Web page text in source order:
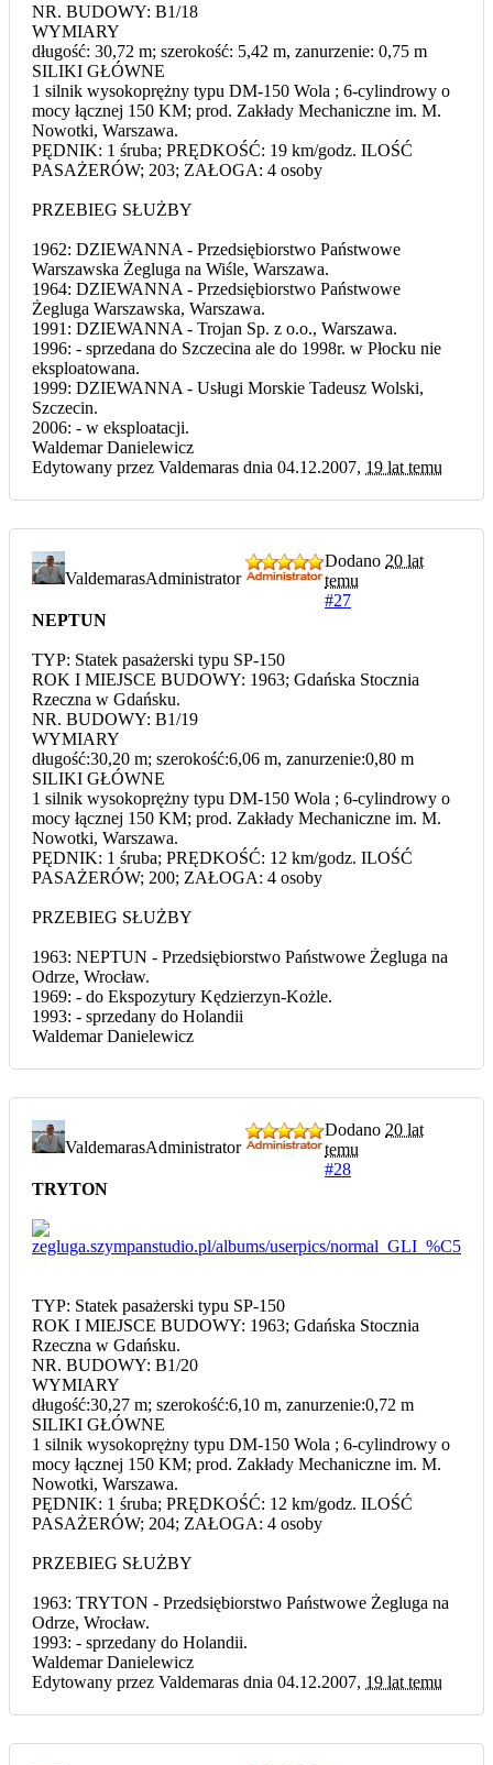
NR. BUDOWY: B1/18
WYMIARY
długość: 30,72 m; szerokość: 5,42 m, zanurzenie: 0,75 m
SILIKI GŁÓWNE
1 silnik wysokoprężny typu DM-150 Wola ; 6-cylindrowy o
mocy łącznej 150 KM; prod. Zakłady Mechaniczne im. M.
Nowotki, Warszawa.
PĘDNIK: 1 śruba; PRĘDKOŚĆ: 19 km/godz. ILOŚĆ
PASAŻERÓW; 203; ZAŁOGA: 4 osoby
PRZEBIEG SŁUŻBY
1962: DZIEWANNA - Przedsiębiorstwo Państwowe
Warszawska Żegluga na Wiśle, Warszawa.
1964: DZIEWANNA - Przedsiębiorstwo Państwowe
Żegluga Warszawska, Warszawa.
1991: DZIEWANNA - Trojan Sp. z o.o., Warszawa.
1996: - sprzedana do Szczecina ale do 1998r. w Płocku nie
eksploatowana.
1999: DZIEWANNA - Usługi Morskie Tadeusz Wolski,
Szczecin.
2006: - w eksploatacji.
Waldemar Danielewicz
Edytowany przez Valdemaras dnia 04.12.2007, 19 lat temu
ValdemarasAdministrator
Dodano 20 lat
temu
#27
NEPTUN
TYP: Statek pasażerski typu SP-150
ROK I MIEJSCE BUDOWY: 1963; Gdańska Stocznia
Rzeczna w Gdańsku.
NR. BUDOWY: B1/19
WYMIARY
długość:30,20 m; szerokość:6,06 m, zanurzenie:0,80 m
SILIKI GŁÓWNE
1 silnik wysokoprężny typu DM-150 Wola ; 6-cylindrowy o
mocy łącznej 150 KM; prod. Zakłady Mechaniczne im. M.
Nowotki, Warszawa.
PĘDNIK: 1 śruba; PRĘDKOŚĆ: 12 km/godz. ILOŚĆ
PASAŻERÓW; 200; ZAŁOGA: 4 osoby
PRZEBIEG SŁUŻBY
1963: NEPTUN - Przedsiębiorstwo Państwowe Żegluga na
Odrze, Wrocław.
1969: - do Ekspozytury Kędzierzyn-Kożle.
1993: - sprzedany do Holandii
Waldemar Danielewicz
ValdemarasAdministrator
Dodano 20 lat
temu
#28
TRYTON
TYP: Statek pasażerski typu SP-150
ROK I MIEJSCE BUDOWY: 1963; Gdańska Stocznia
Rzeczna w Gdańsku.
NR. BUDOWY: B1/20
WYMIARY
długość:30,27 m; szerokość:6,10 m, zanurzenie:0,72 m
SILIKI GŁÓWNE
1 silnik wysokoprężny typu DM-150 Wola ; 6-cylindrowy o
mocy łącznej 150 KM; prod. Zakłady Mechaniczne im. M.
Nowotki, Warszawa.
PĘDNIK: 1 śruba; PRĘDKOŚĆ: 12 km/godz. ILOŚĆ
PASAŻERÓW; 204; ZAŁOGA: 4 osoby
PRZEBIEG SŁUŻBY
1963: TRYTON - Przedsiębiorstwo Państwowe Żegluga na
Odrze, Wrocław.
1993: - sprzedany do Holandii.
Waldemar Danielewicz
Edytowany przez Valdemaras dnia 04.12.2007, 19 lat temu